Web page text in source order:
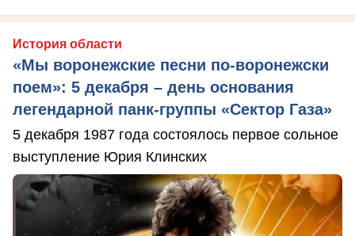
История области
«Мы воронежские песни по-воронежски
поем»: 5 декабря – день основания
легендарной панк-группы «Сектор Газа»
5 декабря 1987 года состоялось первое сольное
выступление Юрия Клинских